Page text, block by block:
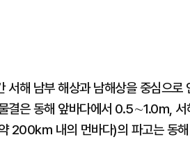
서해 남부 해상과 남해상을 중심으
결은 동해 앞바다에서 0.5∼1.0m,
200㎞ 내의 먼바다)의 파고는